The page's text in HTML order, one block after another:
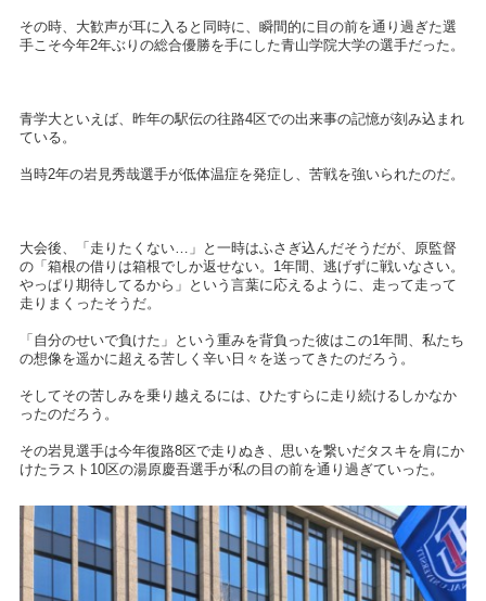
その時、大歓声が耳に入ると同時に、瞬間的に目の前を通り過ぎた選
手こそ今年2年ぶりの総合優勝を手にした青山学院大学の選手だった。
青学大といえば、昨年の駅伝の往路4区での出来事の記憶が刻み込まれ
ている。
当時2年の岩見秀哉選手が低体温症を発症し、苦戦を強いられたのだ。
大会後、「走りたくない…」と一時はふさぎ込んだそうだが、原監督
の「箱根の借りは箱根でしか返せない。 1年間、逃げずに戦いなさい。
やっぱり期待してるから」という言葉に応えるように、走って走って
走りまくったそうだ。
「自分のせいで負けた」という重みを背負った彼はこの1年間、私たち
の想像を遥かに超える苦しく辛い日々を送ってきたのだろう。
そしてその苦しみを乗り越えるには、ひたすらに走り続けるしかなか
ったのだろう。
その岩見選手は今年復路8区で走りぬき、思いを繋いだタスキを肩にか
けたラスト 10区の湯原慶吾選手が私の目の前を通り過ぎていった。